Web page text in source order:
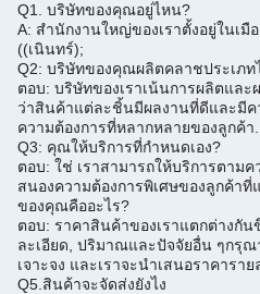
Q1. บริษัทของคุณอยู่ไหน?
A: สํานักงานใหญ่ของเราตั้งอยู่ในเมื
((เนินทร์);
Q2: บริษัทของคุณผลิตคลาชประเภท
ตอบ: บริษัทของเราเน้นการผลิตแล
ว่าสินค้าแต่ละชิ้นมีผลงานที่ดีและมีค
ความต้องการที่หลากหลายของลูกค้า.
Q3: คุณให้บริการที่กําหนดเอง?
ตอบ: ใช่ เราสามารถให้บริการตาม
สนองความต้องการพิเศษของลูกค้าที่
ของคุณคืออะไร?
ตอบ: ราคาสินค้าของเราแตกต่างกั
ละเอียด, ปริมาณและปัจจัยอื่น ๆกรุณ
เจาะจง และเราจะนําเสนอราคารา
Q5. สินค้าจะจัดส่งยังไง